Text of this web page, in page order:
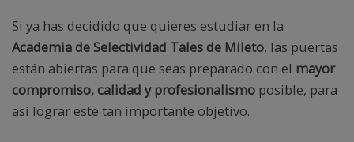
Si ya has decidido que quieres estudiar en la
Academia de Selectividad Tales de Mileto, las puertas
están abiertas para que seas preparado con el mayor
compromiso, calidad y profesionalismo posible, para
así lograr este tan importante objetivo.